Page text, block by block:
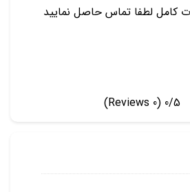
کامل لطفا تماس حاصل نمایید
0/5
(0 Reviews)